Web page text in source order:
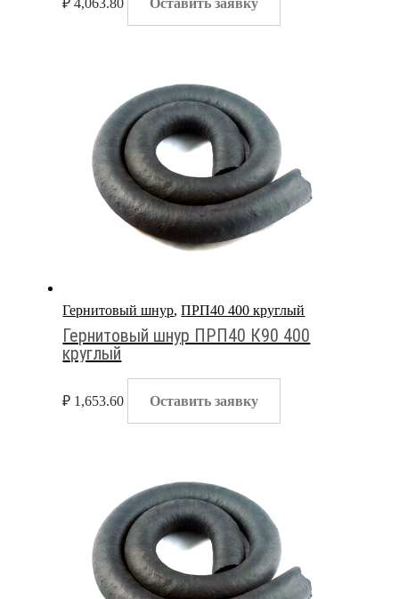
Гернитовый шнур,ПРП40 400 круглый
Гернитовый шнур ПРП40 К90 400
круглый
₽ 1,653.60 Оставить заявку